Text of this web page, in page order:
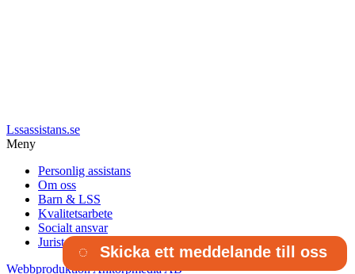
Lssassistans.se
Meny
Personlig assistans
Om oss
Barn & LSS
Kvalitetsarbete
Socialt ansvar
Juristens kamp
Webbproduktion Ahltorpmedia AB
Skicka ett meddelande till oss